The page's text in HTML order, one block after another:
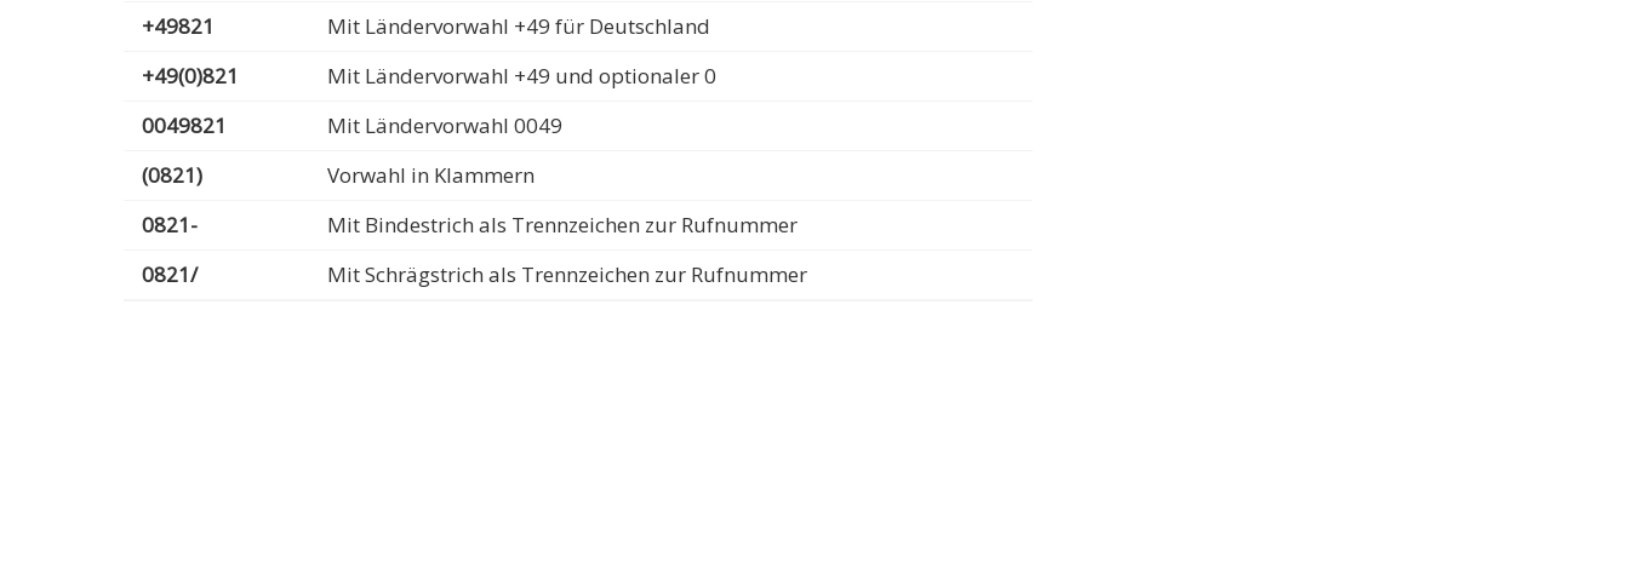
+49821
Mit Ländervorwahl +49 für Deutschland
+49(0)821
Mit Ländervorwahl +49 und optionaler 0
0049821
Mit Ländervorwahl 0049
(0821)
Vorwahl in Klammern
0821-
Mit Bindestrich als Trennzeichen zur Rufnummer
0821/
Mit Schrägstrich als Trennzeichen zur Rufnummer